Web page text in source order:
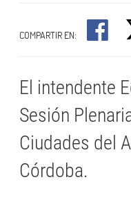
COMPARTIR EN:
El intendente
Sesión
Ciudades del
Córdoba.